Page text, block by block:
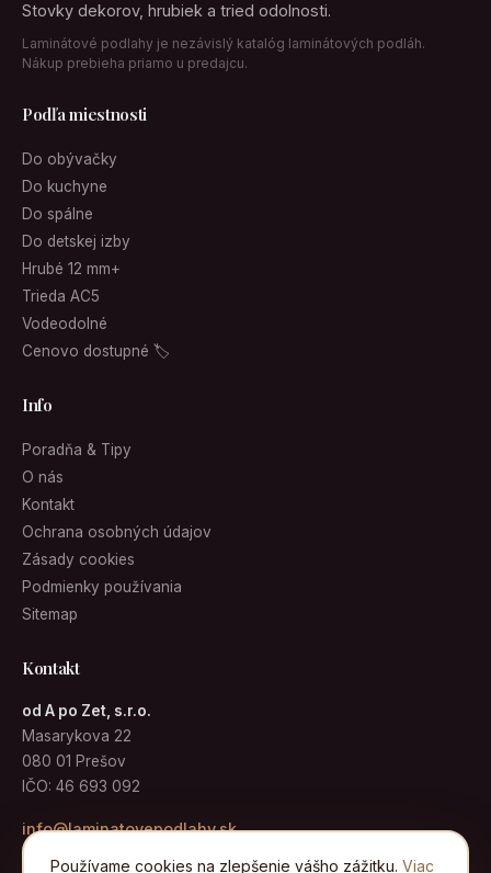
Používame cookies na zlepšenie vášho zážitku. Viac
Stovky dekorov, hrubiek a tried odolnosti.
Laminátové podlahy je nezávislý katalóg laminátových podláh.
Nákup prebieha priamo u predajcu.
Podľa miestnosti
Do obývačky
Do kuchyne
Do spálne
Do detskej izby
Hrubé 12 mm+
Trieda AC5
Vodeodolné
Cenovo dostupné 🏷
Info
Poradňa & Tipy
O nás
Kontakt
Ochrana osobných údajov
Zásady cookies
Podmienky používania
Sitemap
Kontakt
od A po Zet, s.r.o.
Masarykova 22
080 01 Prešov
IČO: 46 693 092
info@laminatovepodlahy.sk